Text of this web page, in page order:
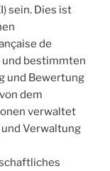
sein. Dies ist
de
und bestimmten
und Bewertung
dem
verwaltet
Verwaltung